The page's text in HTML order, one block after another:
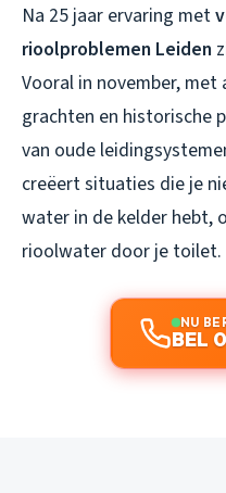
Na 25 jaar ervaring met
rioolproblemen Leiden
Vooral in november, met
grachten en historische
van oude
creëert situaties die je
water in de kelder hebt,
rioolwater door je toilet.
NU
BEL